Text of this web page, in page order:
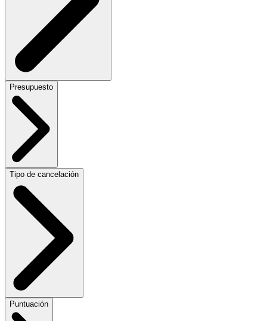
Presupuesto
Tipo de cancelación
Puntuación